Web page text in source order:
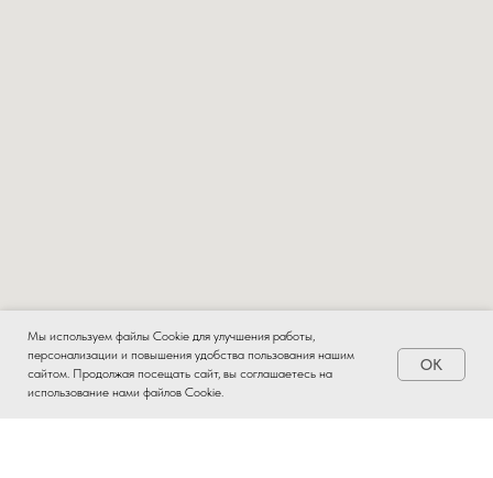
Мы используем файлы Cookie для улучшения работы,
персонализации и повышения удобства пользования нашим
сайтом. Продолжая посещать сайт, вы соглашаетесь на
использование нами файлов Cookie.
OK